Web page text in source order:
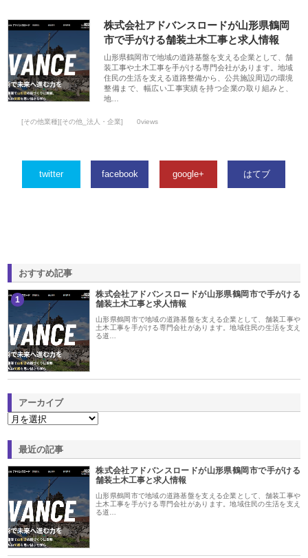
株式会社アドバンスロードが山形県鶴岡
市で手がける舗装土木工事と求人情報
山形県鶴岡市で地域の道路基盤を支える企業として、舗
装工事や土木工事を手がける専門会社があります。地域
住民の生活を支える道路整備から、公共施設周辺の環境
整備まで、幅広い工事実績を持つ企業の取り組みと、
地…
[その他業種][その他_法人・企業] 0views
twitter facebook google+ はてブ
おすすめ記事
1
株式会社アドバンスロードが山形県鶴岡市で手がける
舗装土木工事と求人情報
山形県鶴岡市で地域の道路基盤を支える企業として、舗装工事や
土木工事を手がける専門会社があります。地域住民の生活を支え
る道…
アーカイブ
最近の記事
株式会社アドバンスロードが山形県鶴岡市で手がける
舗装土木工事と求人情報
山形県鶴岡市で地域の道路基盤を支える企業として、舗装工事や
土木工事を手がける専門会社があります。地域住民の生活を支え
る道…